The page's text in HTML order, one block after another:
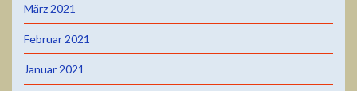
März 2021
Februar 2021
Januar 2021